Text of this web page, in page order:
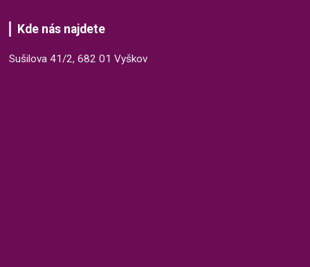
Kde nás najdete
Sušilova 41/2, 682 01 Vyškov